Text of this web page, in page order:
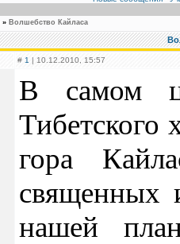
» Волшебство Кайласа
# 1 | 10.12.2010, 15:57
В самом
Тибетского
гора
священных
нашей